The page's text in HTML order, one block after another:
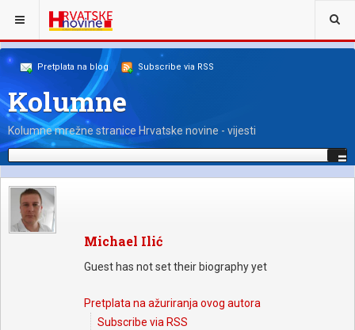
NALAZITE SE OVDJE:
Pretplata na blog Subscribe via RSS
Kolumne
Kolumne mrežne stranice Hrvatske novine - vijesti
Michael Ilić
Guest has not set their biography yet
Pretplata na ažuriranja ovog autora
Subscribe via RSS